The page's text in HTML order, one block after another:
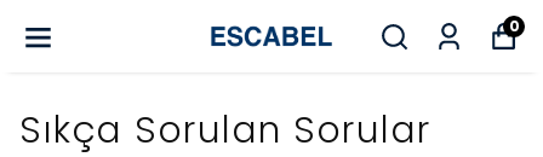
0
Sıkça Sorulan Sorular